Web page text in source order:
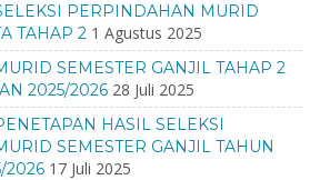
PERPINDAHAN MURID
TAHAP 2 1 Agustus 2025
SEMESTER GANJIL TAHAP 2
2025/2026 28 Juli 2025
HASIL SELEKSI
SEMESTER GANJIL TAHUN
2026 17 Juli 2025